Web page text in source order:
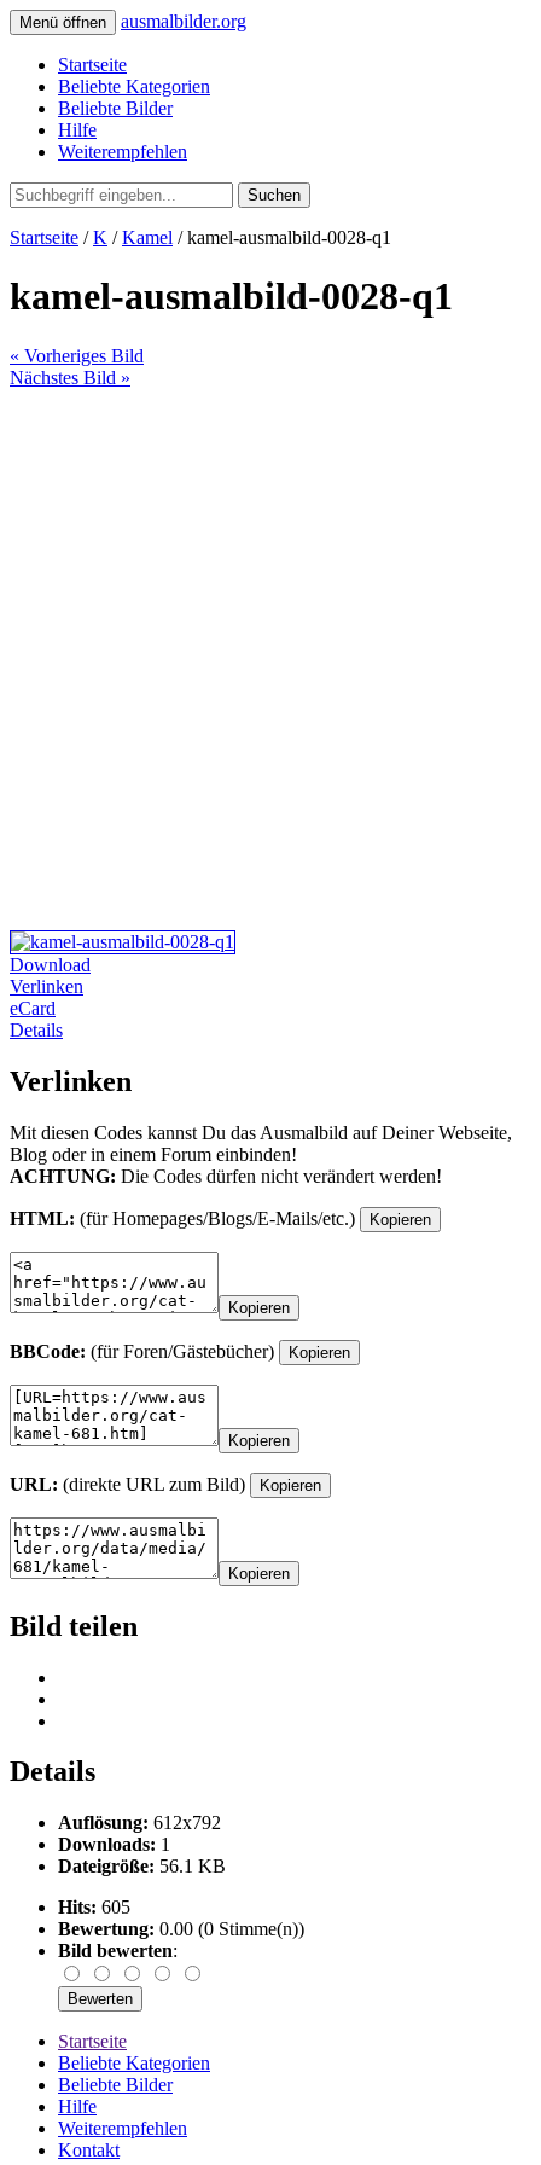
Menü öffnen ausmalbilder.org
Startseite
Beliebte Kategorien
Beliebte Bilder
Hilfe
Weiterempfehlen
Suchen
Startseite /K /Kamel / kamel-ausmalbild-0028-q1
kamel-ausmalbild-0028-q1
« Vorheriges Bild
Nächstes Bild »
Download
Verlinken
eCard
Details
Verlinken
Mit diesen Codes kannst Du das Ausmalbild auf Deiner Webseite,
Blog oder in einem Forum einbinden!
ACHTUNG: Die Codes dürfen nicht verändert werden!
HTML: (für Homepages/Blogs/E-Mails/etc.) Kopieren
Kopieren
BBCode: (für Foren/Gästebücher) Kopieren
Kopieren
URL: (direkte URL zum Bild) Kopieren
Kopieren
Bild teilen
Details
Auflösung: 612x792
Downloads: 1
Dateigröße: 56.1 KB
Hits: 605
Bewertung: 0.00 (0 Stimme(n))
Bild bewerten:
Startseite
Beliebte Kategorien
Beliebte Bilder
Hilfe
Weiterempfehlen
Kontakt